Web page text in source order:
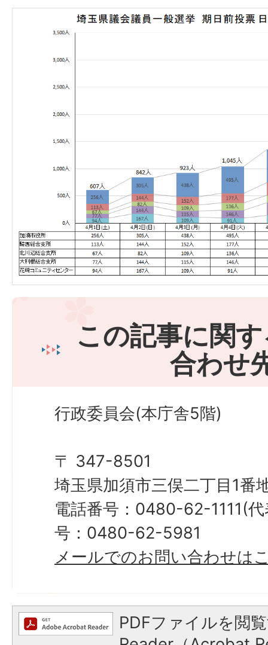
この記事に関
合わせ
行政委員会(本庁舎5階)
〒 347-8501
埼玉県加須市三俣二丁目1番
電話番号：0480-62-1111(
号：0480-62-5981
メールでのお問い合わせは
PDFファイルを閲